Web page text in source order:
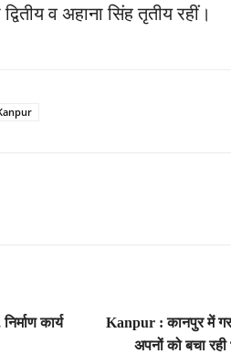
व अहाना सिंह तृतीय रहीं।
कार्य
Kanpur : कानपुर में
अपनों को बचा